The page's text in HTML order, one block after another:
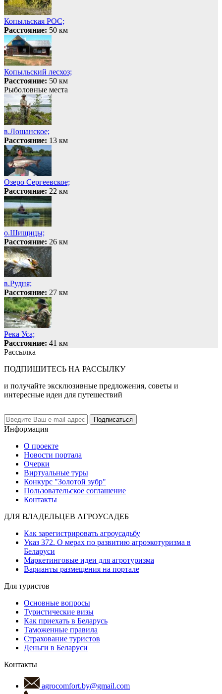
Копыльская РОС;
Расстояние: 50 км
Копыльский лесхоз;
Расстояние: 50 км
Рыболовные места
в.Лошанское;
Расстояние: 13 км
Озеро Сергеевское;
Расстояние: 22 км
о.Шищицы;
Расстояние: 26 км
в.Рудня;
Расстояние: 27 км
Река Уса;
Расстояние: 41 км
Рассылка
ПОДПИШИТЕСЬ НА РАССЫЛКУ
и получайте эксклюзивные предложения, советы и
интересные идеи для путешествий
Подписаться
Информация
О проекте
Новости портала
Очерки
Виртуальные туры
Конкурс "Золотой зубр"
Пользовательское соглашение
Контакты
ДЛЯ ВЛАДЕЛЬЦЕВ АГРОУСАДЕБ
Как зарегистрировать агроусадьбу
Указ 372. О мерах по развитию агроэкотуризма в
Беларуси
Маркетинговые идеи для агротуризма
Варианты размещения на портале
Для туристов
Основные вопросы
Туристические визы
Как приехать в Беларусь
Таможенные правила
Страхование туристов
Деньги в Беларуси
Контакты
agrocomfort.by@gmail.com